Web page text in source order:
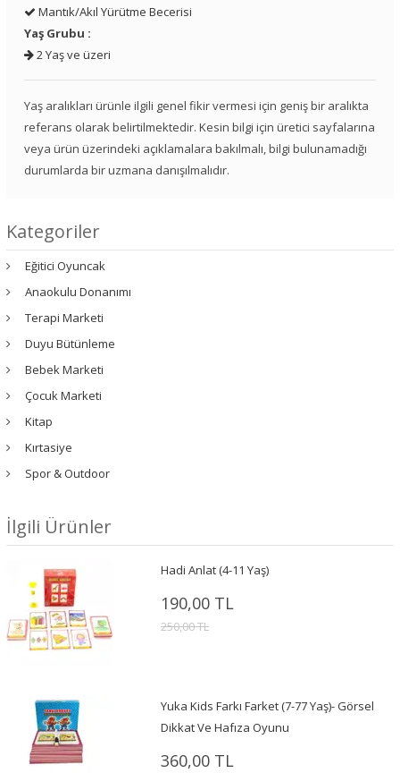
Mantık/Akıl Yürütme Becerisi
Yaş Grubu :
2 Yaş ve üzeri
Yaş aralıkları ürünle ilgili genel fikir vermesi için geniş bir aralıkta
referans olarak belirtilmektedir. Kesin bilgi için üretici sayfalarına
veya ürün üzerindeki açıklamalara bakılmalı, bilgi bulunamadığı
durumlarda bir uzmana danışılmalıdır.
Kategoriler
Eğitici Oyuncak
Anaokulu Donanımı
Terapi Marketi
Duyu Bütünleme
Bebek Marketi
Çocuk Marketi
Kitap
Kırtasiye
Spor & Outdoor
İlgili Ürünler
Hadi Anlat (4-11 Yaş)
190,00 TL
250,00 TL
Yuka Kids Farkı Farket (7-77 Yaş)- Görsel
Dikkat Ve Hafıza Oyunu
360,00 TL